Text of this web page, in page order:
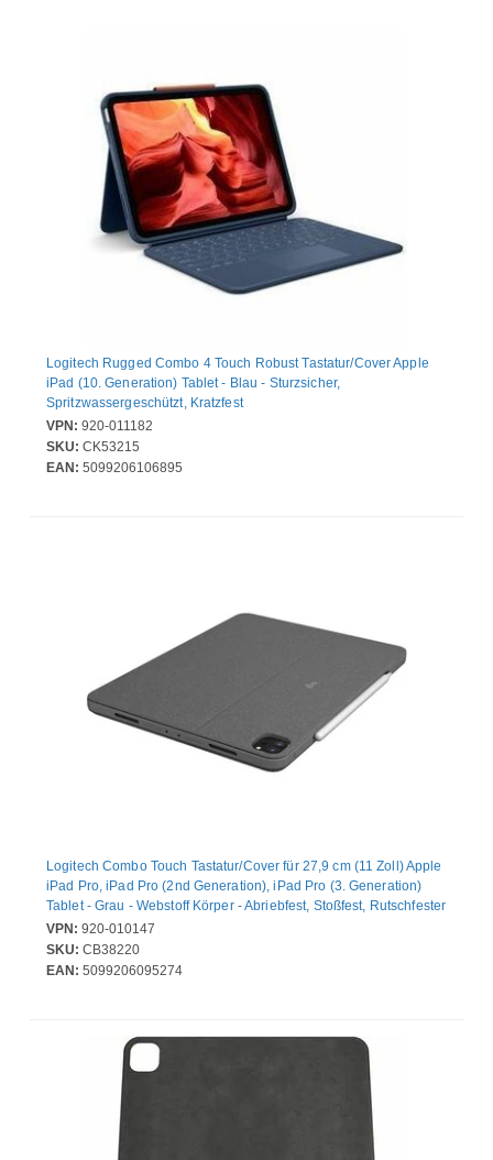
Logitech Rugged Combo 4 Touch Robust Tastatur/Cover Apple
iPad (10. Generation) Tablet - Blau - Sturzsicher,
Spritzwassergeschützt, Kratzfest
VPN: 920-011182
SKU: CK53215
EAN: 5099206106895
Logitech Combo Touch Tastatur/Cover für 27,9 cm (11 Zoll) Apple
iPad Pro, iPad Pro (2nd Generation), iPad Pro (3. Generation)
Tablet - Grau - Webstoff Körper - Abriebfest, Stoßfest, Rutschfester
- 252 mm Höhe x 189,3 mm Breite x 16,9 mm Tiefe
VPN: 920-010147
SKU: CB38220
EAN: 5099206095274